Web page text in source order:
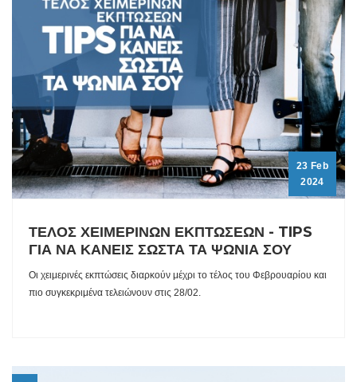
23 Feb
2024
ΤΕΛΟΣ ΧΕΙΜΕΡΙΝΩΝ ΕΚΠΤΩΣΕΩΝ - TIPS
ΓΙΑ ΝΑ ΚΑΝΕΙΣ ΣΩΣΤΑ ΤΑ ΨΩΝΙΑ ΣΟΥ
Οι χειμερινές εκπτώσεις διαρκούν μέχρι το τέλος του Φεβρουαρίου και
πιο συγκεκριμένα τελειώνουν στις 28/02.